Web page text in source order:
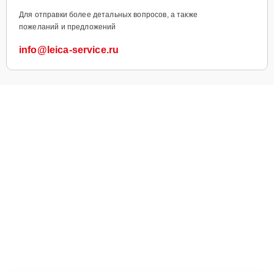
Для отправки более детальных вопросов, а также
пожеланий и предложений
info@leica-service.ru